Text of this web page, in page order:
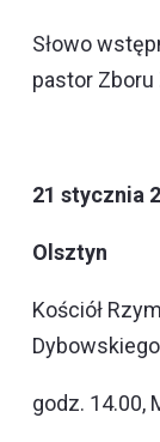
Słowo
pastor
21 stycznia
Olsztyn
Kościół
godz. 14.00,